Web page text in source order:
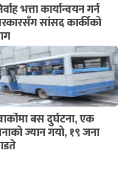
भत्ता कार्यान्वयन गर्न
सांसद कार्कीको
बस दुर्घटना, एक
ज्यान गयो, १९ जना